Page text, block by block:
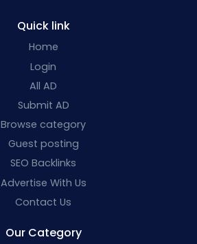
Quick link
Home
Login
All AD
Submit AD
Browse category
Guest posting
SEO Backlinks
Advertise With Us
Contact Us
Our Category